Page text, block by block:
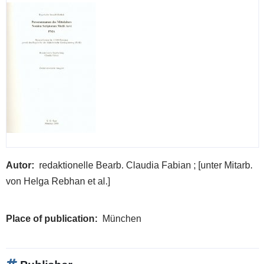
Autor
redaktionelle Bearb. Claudia Fabian ; [unter Mitarb.
von Helga Rebhan et al.]
Place of publication München